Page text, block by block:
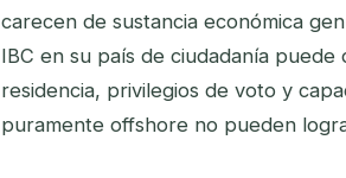
carecen de sustancia económica
IBC en su país de ciudadanía
residencia, privilegios de voto y
puramente offshore no pueden